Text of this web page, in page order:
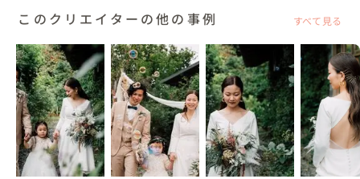
といった明るい部分だけではなく、大変さや不安といった
部分を共有されることもこれからきっとあるかと思いま
す。
ただ、どんなときでもお互いの幸せを願い合える二人だか
らこそ、これからの日々を支えながら過ごしていくことが
できると思います。
お二人が持つ心の芯の強さと優しさ、その両方を表してい
る言葉だと思い、
「Stand by you」としました。
このクリエイターの他の事例 すべて見る